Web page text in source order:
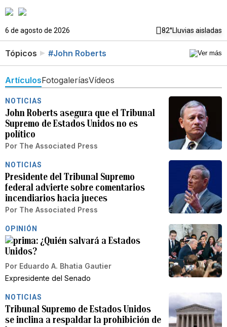
6 de agosto de 2026 82°Lluvias aisladas
Tópicos #John Roberts
ArtículosFotogaleríasVídeos
NOTICIAS
John Roberts asegura que el Tribunal
Supremo de Estados Unidos no es
político
Por The Associated Press
NOTICIAS
Presidente del Tribunal Supremo
federal advierte sobre comentarios
incendiarios hacia jueces
Por The Associated Press
OPINIÓN
¿Quién salvará a Estados
Unidos?
Por Eduardo A. Bhatia Gautier
Expresidente del Senado
NOTICIAS
Tribunal Supremo de Estados Unidos
se inclina a respaldar la prohibición de